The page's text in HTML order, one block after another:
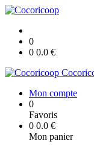
0
0 0.0 €
Mon compte
0
Favoris
0 0.0 €
Mon panier